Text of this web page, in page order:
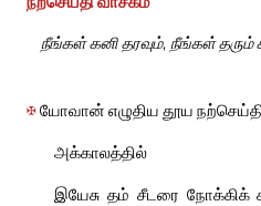
நீங்கள் கனி தரவும், நீங்கள் தரும்
✠யோவான் எழுதிய தூய
அக்காலத்தில்
இயேசு தம் சீடரை நோக்கிக்